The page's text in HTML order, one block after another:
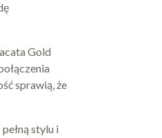
Gold
sprawią, że
stylu i